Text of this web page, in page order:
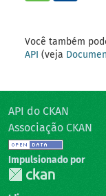
Você também
API (veja
API do CKAN
Associação CKAN
Impulsionado por